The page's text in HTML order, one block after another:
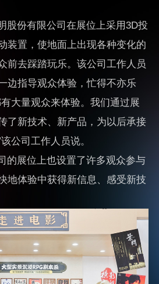
股份有限公司在展位上采用3D投
装置，使地面上出现各种变化的
前去踩踏玩乐。该公司工作人员
边指导观众体验，忙得不亦乐
大量观众来体验。我们通过展
了新技术、新产品，为以后承接
公司工作人员说。
的展位上也设置了许多观众参与
地体验中获得新信息、感受新技